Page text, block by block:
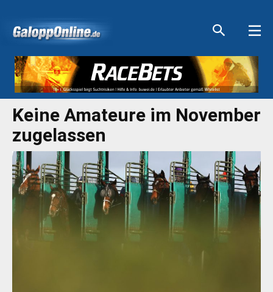
Keine Amateure im November
zugelassen